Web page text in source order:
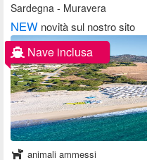
Sardegna - Muravera
NEW novità sul nostro sito
Nave inclusa
animali ammessi